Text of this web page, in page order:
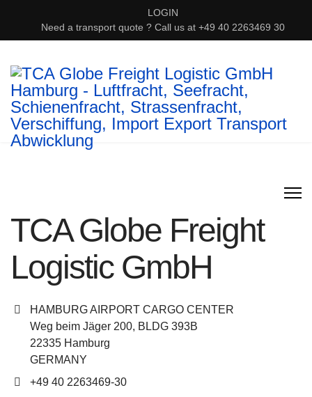
LOGIN
Need a transport quote ? Call us at +49 40 2263469 30
TCA Globe Freight
Logistic GmbH
Adresse
HAMBURG AIRPORT CARGO CENTER
Weg beim Jäger 200, BLDG 393B
22335 Hamburg
GERMANY
Telefon
+49 40 2263469-30